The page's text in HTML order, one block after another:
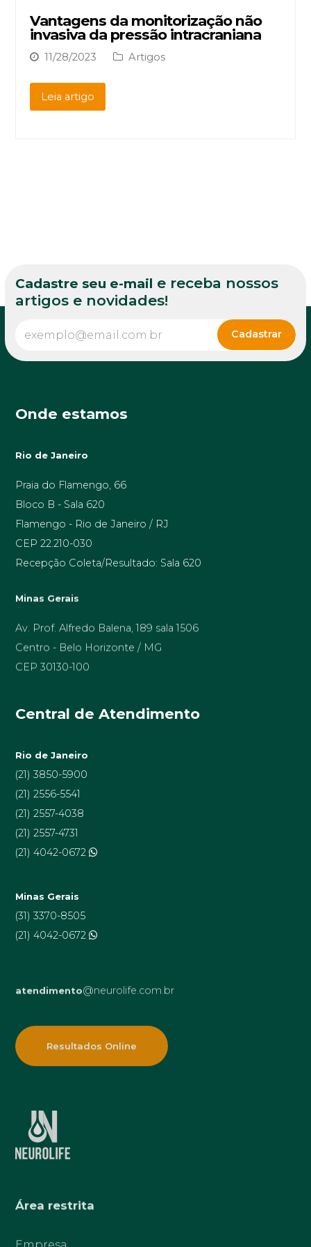
Vantagens da monitorização não
invasiva da pressão intracraniana
11/28/2023 Artigos
Leia artigo
Cadastre seu e-mail e receba nossos
artigos e novidades!
Área restrita
Onde estamos
Rio de Janeiro
Praia do Flamengo, 66
Bloco B - Sala 620
Flamengo - Rio de Janeiro / RJ
CEP 22.210-030
Recepção Coleta/Resultado: Sala 620
Minas Gerais
Av. Prof. Alfredo Balena, 189 sala 1506
Centro - Belo Horizonte / MG
CEP 30130-100
Central de Atendimento
Rio de Janeiro
(21) 3850-5900
(21) 2556-5541
(21) 2557-4038
(21) 2557-4731
(21) 4042-0672
Minas Gerais
(31) 3370-8505
(21) 4042-0672
atendimento@neurolife.com.br
Resultados Online